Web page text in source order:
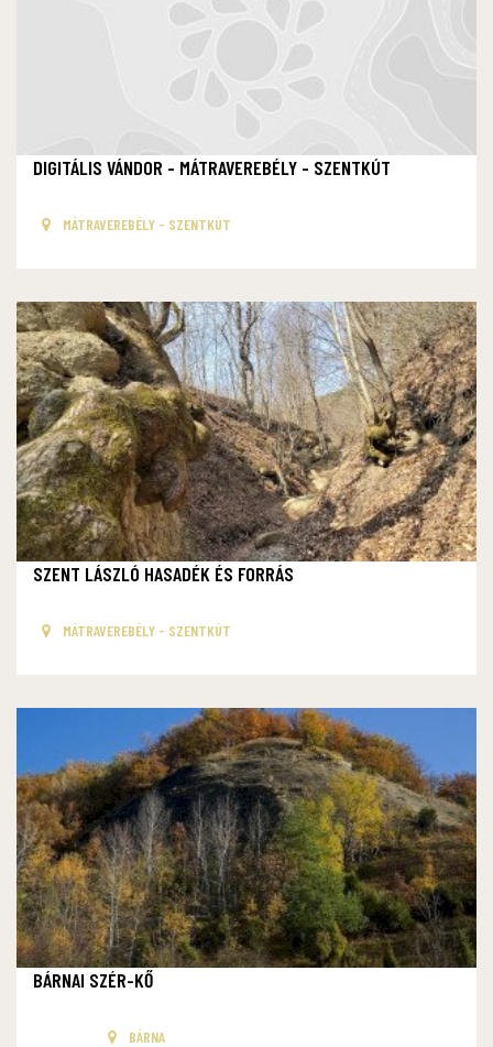
DIGITÁLIS VÁNDOR - MÁTRAVEREBÉLY - SZENTKÚT
MÁTRAVEREBÉLY - SZENTKÚT
SZENT LÁSZLÓ HASADÉK ÉS FORRÁS
MÁTRAVEREBÉLY - SZENTKÚT
BÁRNAI SZÉR-KŐ
BÁRNA